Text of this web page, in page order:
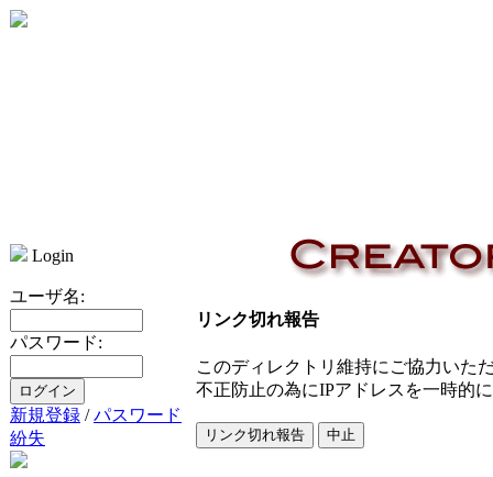
Login
ユーザ名:
パスワード:
新規登録 /パスワード
紛失
リンク切れ報告
このディレクトリ維持にご協力いた
不正防止の為にIPアドレスを一時的